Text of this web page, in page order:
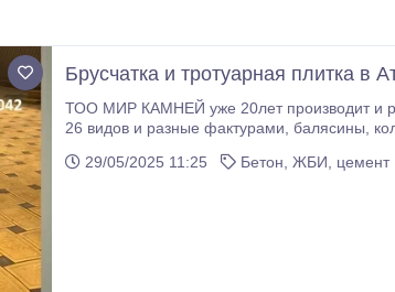
Брусчатка и тротуарная плитка в
ТОО МИР КАМНЕЙ уже 20лет производит и реализует высокопрочный Брусчатку , тротуарную плитку, декоративные камни около
26 видов и разные фактурами, балясины, колонны, тумбы с шаром, перили армированный! Имеются опытные мастера по
29/05/2025 11:25
Бетон, ЖБИ, цемент